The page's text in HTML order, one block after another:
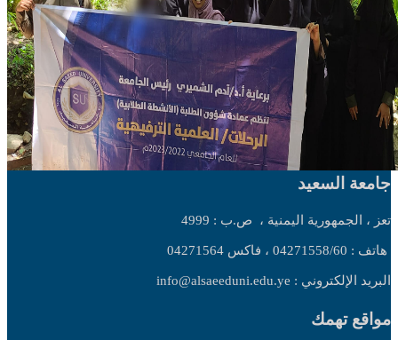
جامعة السعيد
تعز ، الجمهورية اليمنية ، ص.ب : 4999
هاتف : 04271558/60 ، فاكس 04271564
البريد الإلكتروني : info@alsaeeduni.edu.ye
مواقع تهمك